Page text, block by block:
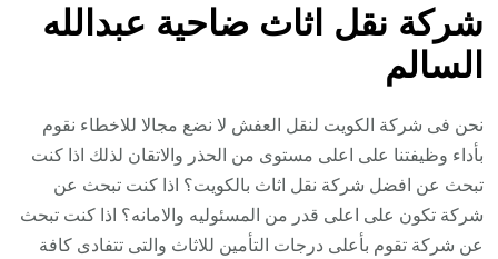
شركة نقل اثاث ضاحية عبدالله
السالم
نحن فى شركة الكويت لنقل العفش لا نضع مجالا للاخطاء نقوم
بأداء وظيفتنا على اعلى مستوى من الحذر والاتقان لذلك اذا كنت
تبحث عن افضل شركة نقل اثاث بالكويت؟ اذا كنت تبحث عن
شركة تكون على اعلى قدر من المسئوليه والامانه؟ اذا كنت تبحث
عن شركة تقوم بأعلى درجات التأمين للاثاث والتى تتفادى كافة